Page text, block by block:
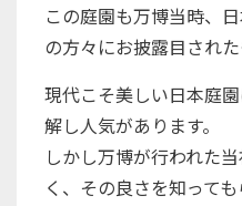
この庭園も万博当時、
の方々にお披露目された
現代こそ美しい日本庭
解し人気があります。
しかし万博が行われた
く、その良さを知って